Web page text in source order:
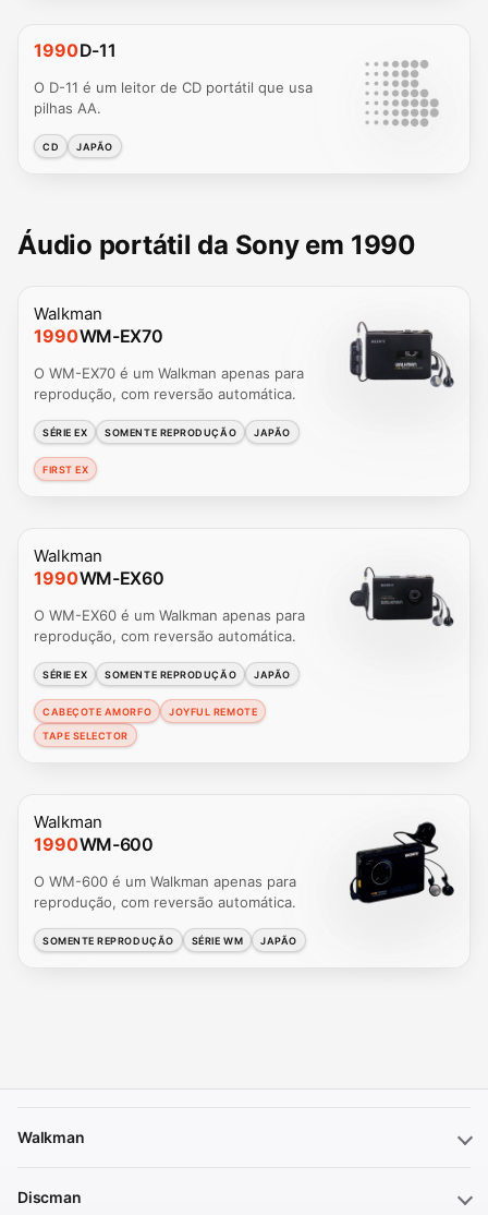
1990D-11
O D-11 é um leitor de CD portátil que usa
pilhas AA.
CD JAPÃO
Áudio portátil da Sony em 1990
Walkman
1990WM-EX70
O WM-EX70 é um Walkman apenas para
reprodução, com reversão automática.
SÉRIE EX SOMENTE REPRODUÇÃO JAPÃO
FIRST EX
Walkman
1990WM-EX60
O WM-EX60 é um Walkman apenas para
reprodução, com reversão automática.
SÉRIE EX SOMENTE REPRODUÇÃO JAPÃO
CABEÇOTE AMORFO
JOYFUL REMOTE
TAPE SELECTOR
Walkman
1990WM-600
O WM-600 é um Walkman apenas para
reprodução, com reversão automática.
SOMENTE REPRODUÇÃO SÉRIE WM JAPÃO
Walkman
Discman